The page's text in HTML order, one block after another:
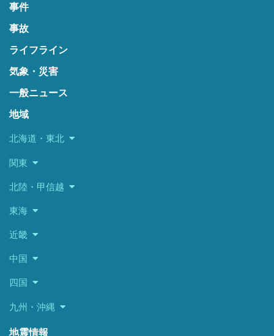
事件
事故
ライフライン
気象・災害
一般ニュース
地域
北海道・東北
関東
北陸・甲信越
東海
近畿
中国
四国
九州・沖縄
地震情報